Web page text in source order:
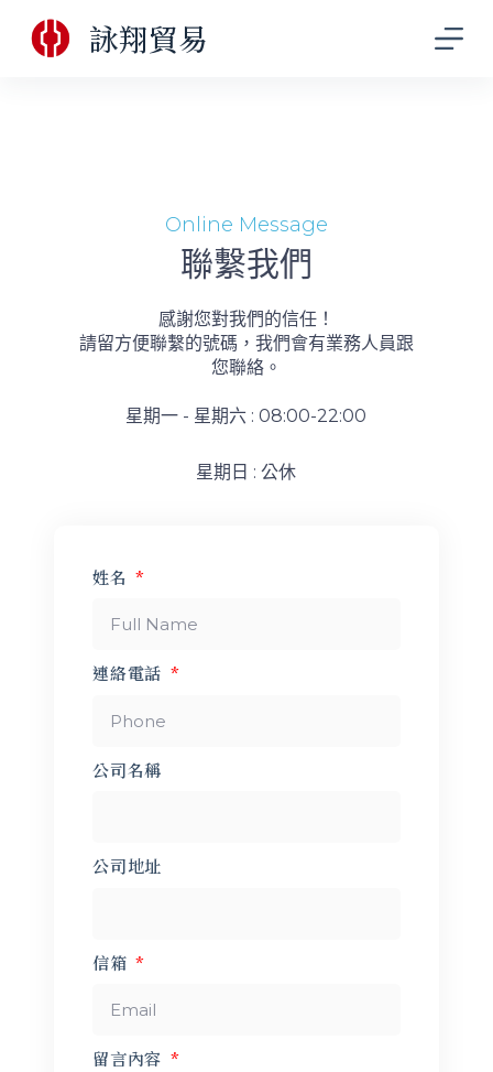
跳
至
詠翔貿易
姓名
連絡電話
公司名稱
公司地址
信箱
留言內容
Online Message
聯繫我們
感謝您對我們的信任！
請留方便聯繫的號碼，我們會有業務人員跟
您聯絡。
星期一 - 星期六 : 08:00-22:00
星期日 : 公休